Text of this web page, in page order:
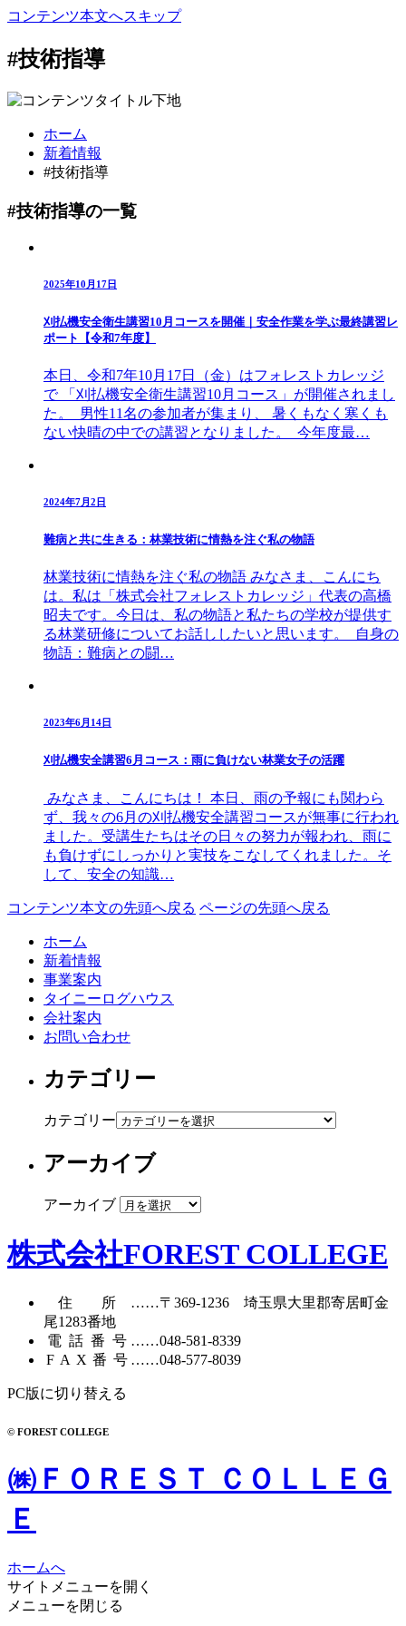
コンテンツ本文へスキップ
#技術指導
ホーム
新着情報
#技術指導
#技術指導の一覧
2025年10月17日
刈払機安全衛生講習10月コースを開催｜安全作業を学ぶ最終講習レ
ポート【令和7年度】
本日、令和7年10月17日（金）はフォレストカレッジ
で 「刈払機安全衛生講習10月コース」が開催されまし
た。 男性11名の参加者が集まり、 暑くもなく寒くも
ない快晴の中での講習となりました。 今年度最…
2024年7月2日
難病と共に生きる：林業技術に情熱を注ぐ私の物語
林業技術に情熱を注ぐ私の物語 みなさま、こんにち
は。私は「株式会社フォレストカレッジ」代表の高橋
昭夫です。今日は、私の物語と私たちの学校が提供す
る林業研修についてお話ししたいと思います。 自身の
物語：難病との闘…
2023年6月14日
刈払機安全講習6月コース：雨に負けない林業女子の活躍
みなさま、こんにちは！ 本日、雨の予報にも関わら
ず、我々の6月の刈払機安全講習コースが無事に行われ
ました。受講生たちはその日々の努力が報われ、雨に
も負けずにしっかりと実技をこなしてくれました。そ
して、安全の知識…
コンテンツ本文の先頭へ戻る ページの先頭へ戻る
ホーム
新着情報
事業案内
タイニーログハウス
会社案内
お問い合わせ
カテゴリー
カテゴリー
アーカイブ
アーカイブ
株式会社FOREST COLLEGE
住所……〒369-1236 埼玉県大里郡寄居町金
尾1283番地
電話番号……048-581-8339
FAX番号……048-577-8039
PC版に切り替える
© FOREST COLLEGE
㈱ＦＯＲＥＳＴ ＣＯＬＬＥＧ
Ｅ
ホームへ
サイトメニューを開く
メニューを閉じる